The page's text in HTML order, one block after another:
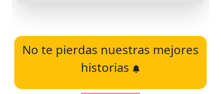
No te pierdas nuestras mejores
historias